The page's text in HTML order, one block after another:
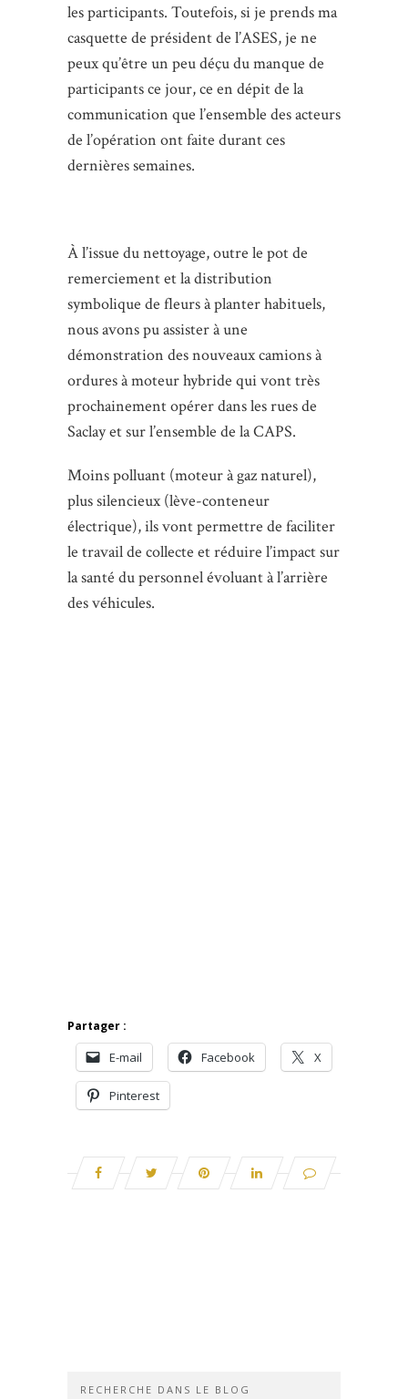
les participants. Toutefois, si je prends ma
casquette de président de l’ASES, je ne
peux qu’être un peu déçu du manque de
participants ce jour, ce en dépit de la
communication que l’ensemble des acteurs
de l’opération ont faite durant ces
dernières semaines.
À l’issue du nettoyage, outre le pot de
remerciement et la distribution
symbolique de fleurs à planter habituels,
nous avons pu assister à une
démonstration des nouveaux camions à
ordures à moteur hybride qui vont très
prochainement opérer dans les rues de
Saclay et sur l’ensemble de la CAPS.
Moins polluant (moteur à gaz naturel),
plus silencieux (lève-conteneur
électrique), ils vont permettre de faciliter
le travail de collecte et réduire l’impact sur
la santé du personnel évoluant à l’arrière
des véhicules.
Partager :
E-mail Facebook X
Pinterest
RECHERCHE DANS LE BLOG